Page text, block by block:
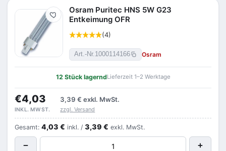
Merken
Osram Puritec HNS 5W G23
Entkeimung OFR
(4)
Art.-Nr.1000114166 Osram
12 Stück lagerndLieferzeit 1–2 Werktage
€4,03 3,39 € exkl. MwSt.
INKL. MWST. zzgl. Versand
Gesamt: 4,03 € inkl. / 3,39 € exkl. MwSt.
− +